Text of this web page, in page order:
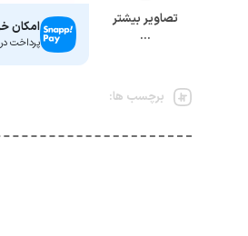
تصاویر بیشتر
…
امکان
پرداخت
برچسب ها: